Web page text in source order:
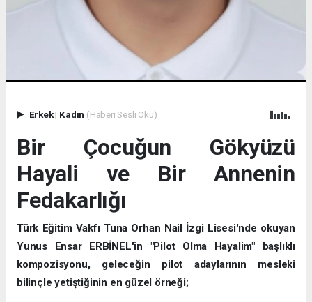
Erkek| Kadın (Haberi Sesli Oku)
Bir Çocuğun Gökyüzü
Hayali ve Bir Annenin
Fedakarlığı
Türk Eğitim Vakfı Tuna Orhan Nail İzgi Lisesi'nde okuyan
Yunus Ensar ERBİNEL'in "Pilot Olma Hayalim" başlıklı
kompozisyonu, geleceğin pilot adaylarının mesleki
bilinçle yetiştiğinin en güzel örneği;